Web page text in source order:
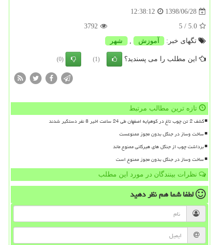
1398/06/28
12:38:12
5.0
/ 5
3792
تگهای خبر:
آموزش , شهر
این مطلب را می پسندید؟ (1)
(0)
تازه ترین مطالب مرتبط
کشف 2 تن چوب تاغ در کوهپایه اصفهان طی 24 ساعت اخیر 8 نفر دستگیر شدند
ساخت وساز در جنگل بدون مجوز ممنوعست
برداشت چوب از جنگل های هیرکانی ممنوع ماند
ساخت وساز در جنگل بدون مجوز ممنوع است
نظرات بینندگان در مورد این مطلب
لطفا شما همنظر دهید